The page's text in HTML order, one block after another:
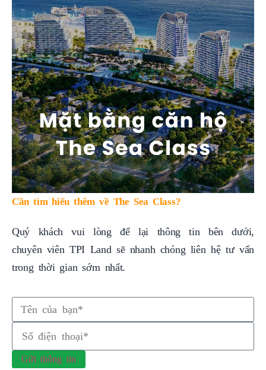
Cần tìm hiểu thêm về The Sea Class?
Quý khách vui lòng để lại thông tin bên dưới,
chuyên viên TPI Land sẽ nhanh chóng liên hệ tư vấn
trong thời gian sớm nhất.
Gửi thông tin